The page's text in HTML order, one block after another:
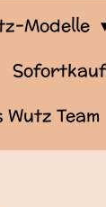
Modelle
Wutz Team